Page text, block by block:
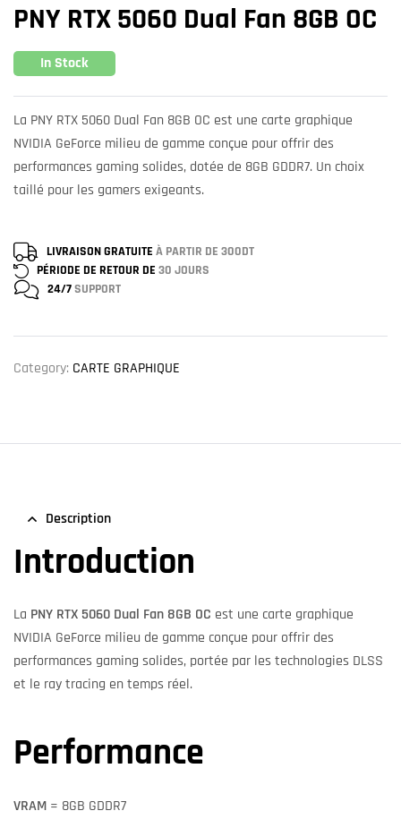
PNY RTX 5060 Dual Fan 8GB OC
In Stock
La PNY RTX 5060 Dual Fan 8GB OC est une carte graphique
NVIDIA GeForce milieu de gamme conçue pour offrir des
performances gaming solides, dotée de 8GB GDDR7. Un choix
taillé pour les gamers exigeants.
LIVRAISON GRATUITE À PARTIR DE 300DT
PÉRIODE DE RETOUR DE 30 JOURS
24/7SUPPORT
Category: CARTE GRAPHIQUE
Description
Introduction
La PNY RTX 5060 Dual Fan 8GB OC est une carte graphique
NVIDIA GeForce milieu de gamme conçue pour offrir des
performances gaming solides, portée par les technologies DLSS
et le ray tracing en temps réel.
Performance
VRAM = 8GB GDDR7